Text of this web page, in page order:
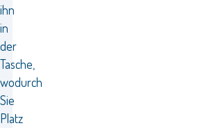
ihn
in
der
Tasche,
wodurch
Sie
Platz